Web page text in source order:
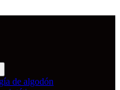
de algodón